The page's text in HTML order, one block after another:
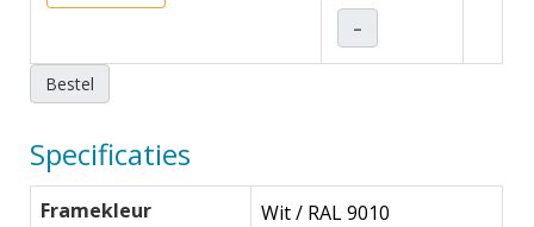
–
Bestel
Specificaties
Framekleur
Wit / RAL 9010